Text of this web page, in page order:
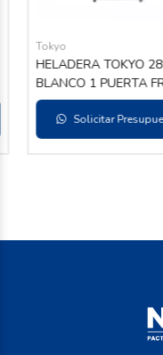
Tokyo
HELADERA TOKYO 280
BLANCO 1 PUERTA FRIO
HUMEDO
Solicitar Presupuesto